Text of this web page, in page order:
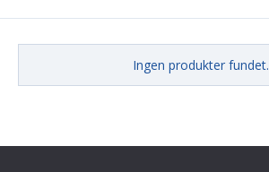
Ingen produkter fundet.